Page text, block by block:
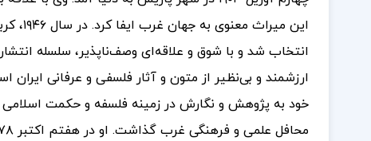
این میراث معنوی به جهان غرب ایفا کرد.
در
انتخاب شد و با شوق و علاقه‌ای وصف‌ناپذیر، سلسله
ارزشمند و بی‌نظیر از متون و آثار فلسفی و عرفانی
خود به پژوهش و نگارش در زمینه فلسفه و حکمت اسلامی
محافل علمی و فرهنگی غرب گذاشت. او در هفتم اکتبر ۱۹۷۸ در پاریس درگذشت.